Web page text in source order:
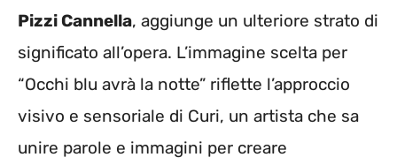
Pizzi Cannella, aggiunge un ulteriore strato di
significato all’opera. L’immagine scelta per
“Occhi blu avrà la notte” riflette l’approccio
visivo e sensoriale di Curi, un artista che sa
unire parole e immagini per creare